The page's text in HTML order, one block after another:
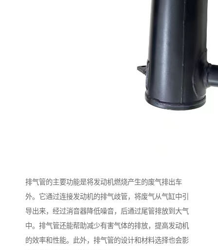
排气管的主要功能是将发动机燃烧产生的废气排出车
外。它通过连接发动机的排气歧管，将废气从气缸中引
导出来，经过消音器降低噪音，后通过尾管排放到大气
中。排气管还能帮助减少有害气体的排放，提高发动机
的效率和性能。此外，排气管的设计和材料选择也会影